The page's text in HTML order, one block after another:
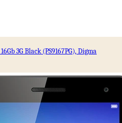
3G Black (PS9167PG), Digma